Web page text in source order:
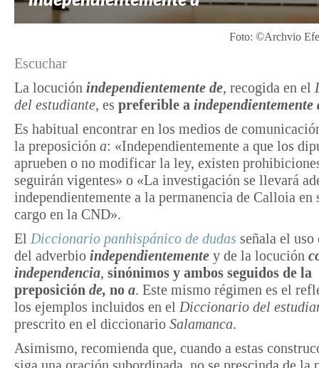
Foto: ©Archvio
Escuchar
La locución independientemente de, recogida en el
del estudiante, es preferible a independientemente
Es habitual encontrar en los medios de
la preposición a: «Independientemente a que los
aprueben o no modificar la ley, existen
seguirán vigentes» o «La investigación se llevará
independientemente a la permanencia de Calloia en
cargo en la CND».
El Diccionario panhispánico de dudas señala el uso
del adverbio independientemente y de la locución
independencia, sinónimos y ambos seguidos de la
preposición de, no a. Este mismo régimen es el
los ejemplos incluidos en el Diccionario del
prescrito en el diccionario Salamanca.
Asimismo, recomienda que, cuando a estas